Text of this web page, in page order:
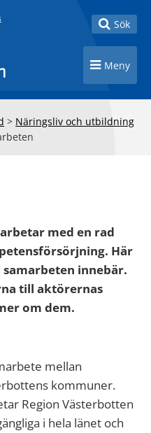
Toggle
Sök
Toggle
Meny
> Näringsliv och utbildning
med en rad
Här
samarbeten innebär.
till aktörernas
om dem.
mellan
kommuner.
Region Västerbotten
i hela länet och